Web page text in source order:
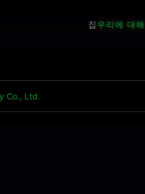
집 우리에 대해
Co., Ltd.